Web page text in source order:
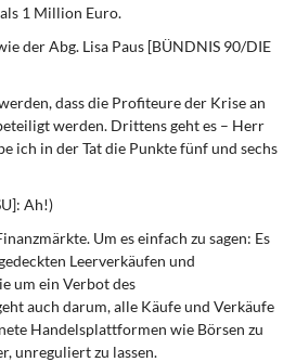
1 Million Euro.
der Abg. Lisa Paus [BÜNDNIS 90/DIE
dass die Profiteure der Krise an
werden. Drittens geht es – Herr
ich in der Tat die Punkte fünf und sechs
Ah!)
Um es einfach zu sagen: Es
Leerverkäufen und
um ein Verbot des
auch darum, alle Käufe und Verkäufe
Handelsplattformen wie Börsen zu
unreguliert zu lassen.